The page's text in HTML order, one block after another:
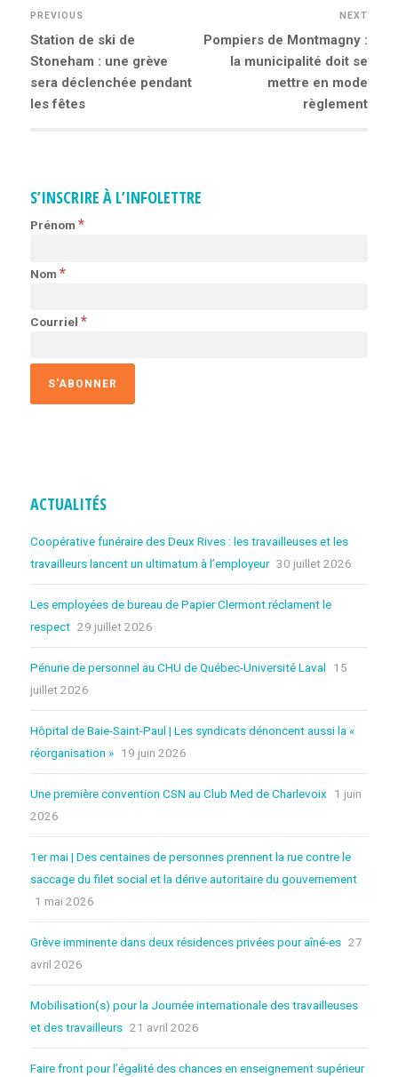
NAVIGATION
DE
PREVIOUS
Previous
post:
Station de ski de
Stoneham : une grève
sera déclenchée pendant
les fêtes
NEXT
Next
Pompiers de Montmagny :
la municipalité doit se
mettre en mode
règlement
S’INSCRIRE À L’INFOLETTRE
Prénom*
Nom*
Courriel*
ACTUALITÉS
Coopérative funéraire des Deux Rives : les travailleuses et les
travailleurs lancent un ultimatum à l’employeur 30 juillet 2026
Les employées de bureau de Papier Clermont réclament le
respect 29 juillet 2026
Pénurie de personnel au CHU de Québec-Université Laval
15
juillet 2026
Hôpital de Baie-Saint-Paul | Les syndicats dénoncent aussi la «
réorganisation » 19 juin 2026
Une première convention CSN au Club Med de Charlevoix 1 juin
2026
1er mai | Des centaines de personnes prennent la rue contre le
saccage du filet social et la dérive autoritaire du gouvernement
1 mai 2026
Grève imminente dans deux résidences privées pour aîné-es 27
avril 2026
Mobilisation(s) pour la Journée internationale des travailleuses
et des travailleurs 21 avril 2026
Faire front pour l’égalité des chances en enseignement supérieur